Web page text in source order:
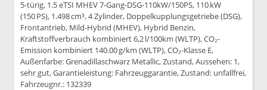
5-türig, 1.5 eTSI MHEV 7-Gang-DSG-110kW/150PS, 110 kW
(150 PS), 1.498 cm³, 4 Zylinder, Doppelkupplungsgetriebe (DSG),
Frontantrieb, Mild-Hybrid (MHEV), Hybrid Benzin,
Kraftstoffverbrauch kombiniert 6,2 l/100km (WLTP), CO₂-
Emission kombiniert 140.00 g/km (WLTP), CO₂-Klasse E,
Außenfarbe: Grenadillaschwarz Metallic, Zustand, Aussehen: 1,
sehr gut, Garantieleistung: Fahrzeuggarantie, Zustand: unfallfrei,
Fahrzeugnr.: 132339